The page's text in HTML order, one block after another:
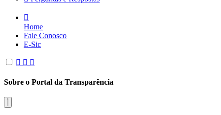
Home
Fale Conosco
E-Sic
Sobre o Portal da Transparência